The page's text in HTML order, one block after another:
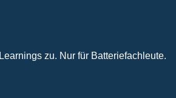
zu. Nur für Batteriefachleute.